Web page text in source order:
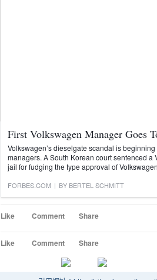
First Volkswagen Manager Goes
Volkswagen’s dieselgate scandal is
managers. A South Korean court sentenced
jail for fudging the type approval of
FORBES.COM | BY BERTEL SCHMITT
Like Comment Share
Like Comment Share